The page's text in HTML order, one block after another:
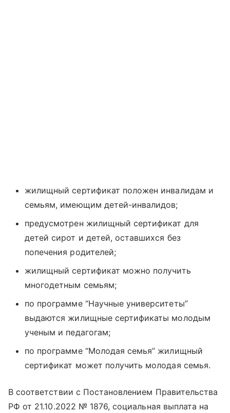
жилищный сертификат положен инвалидам и
семьям, имеющим детей-инвалидов;
предусмотрен жилищный сертификат для
детей сирот и детей, оставшихся без
попечения родителей;
жилищный сертификат можно получить
многодетным семьям;
по программе “Научные университеты”
выдаются жилищные сертификаты молодым
ученым и педагогам;
по программе “Молодая семья” жилищный
сертификат может получить молодая семья.
В соответствии с Постановлением Правительства
РФ от 21.10.2022 № 1876, социальная выплата на